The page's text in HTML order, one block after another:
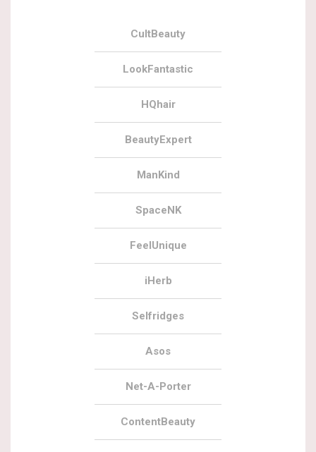
CultBeauty
LookFantastic
HQhair
BeautyExpert
ManKind
SpaceNK
FeelUnique
iHerb
Selfridges
Asos
Net-A-Porter
ContentBeauty